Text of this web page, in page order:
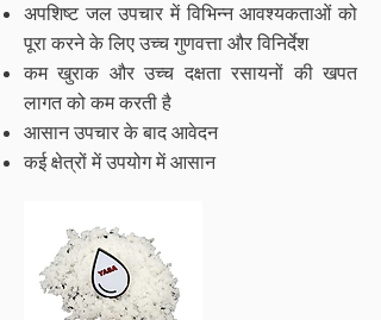
अपशिष्ट जल उपचार में विभिन्न आवश्यकताओं को
पूरा करने के लिए उच्च गुणवत्ता और विनिर्देश
कम खुराक और उच्च दक्षता रसायनों की खपत
लागत को कम करती है
आसान उपचार के बाद आवेदन
कई क्षेत्रों में उपयोग में आसान